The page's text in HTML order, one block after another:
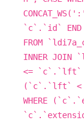
CONCAT_WS( ':'
`c`.`id` END
FROM
INNER JOIN
<= `c`.`lft`
(`c`.`lft` <
WHERE